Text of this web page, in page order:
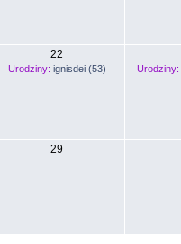
22
Urodziny: ignisdei (53) Urodziny:
29